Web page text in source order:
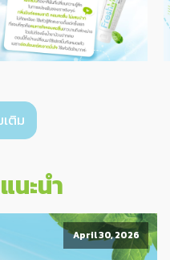
ติม
นะนำ
April 30, 2026